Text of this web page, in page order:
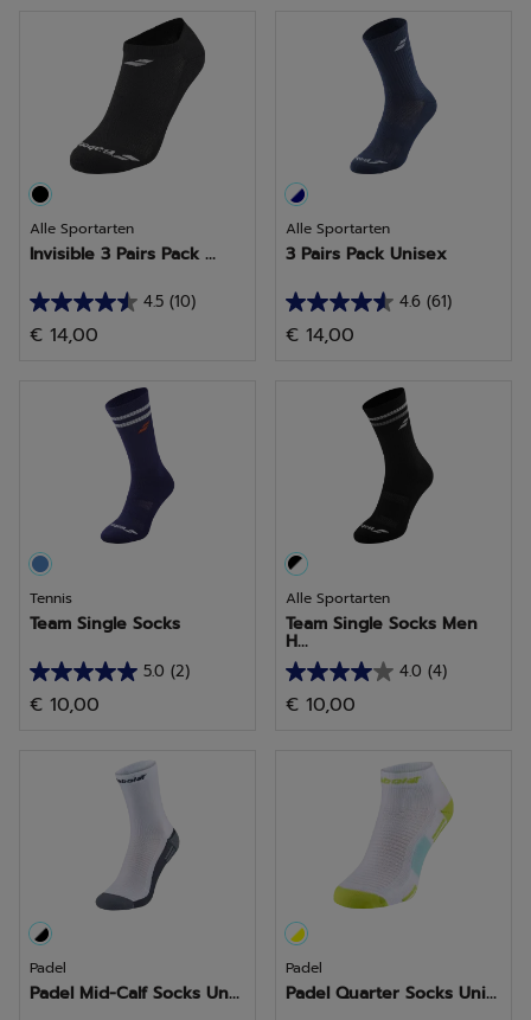
Bewertungen
Bewertungen
Alle Sportarten
Invisible 3 Pairs Pack ...
4.5 (10)
4.5
von
Bewertungen
€ 14,00
Alle Sportarten
3 Pairs Pack Unisex
4.6 (61)
4.6
von
Bewertungen
€ 14,00
Tennis
Team Single Socks
5.0 (2)
5.0
von
€ 10,00
Alle Sportarten
Team Single Socks Men
H...
4.0 (4)
4.0
von
€ 10,00
Padel
Padel Mid-Calf Socks Un...
Padel
Padel Quarter Socks Uni...